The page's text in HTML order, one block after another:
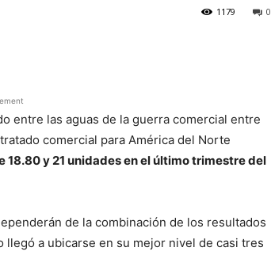
0
1179
entre las aguas de la guerra comercial entre
comercial para América del Norte
18.80 y 21 unidades en el último trimestre del
de la combinación de los resultados
a ubicarse en su mejor nivel de casi tres